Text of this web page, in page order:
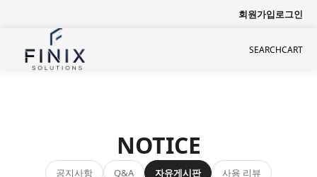
회원가입로그인
SEARCHCART
NOTICE
공지사항 Q&A 자유게시판 사용 리뷰